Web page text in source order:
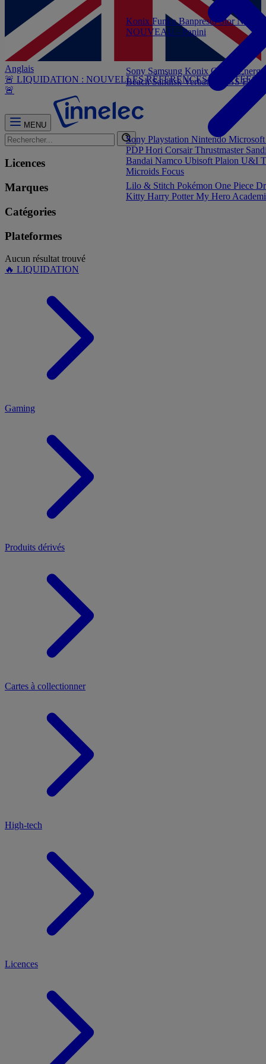
Anglais
🚨 LIQUIDATION : NOUVELLES RÉFÉRENCES AJOUTÉES
🚨
MENU
Licences
Marques
Catégories
Plateformes
Aucun résultat trouvé
🔥 LIQUIDATION
Konix FunkoBanprestoStor
NOUVEAU - Panini
Gaming
Sony Playstation Nintendo
PDPHori Corsair Thrustmaster
Bandai Namco Ubisoft Plaion U&I
Microids Focus
Produits dérivés
Lilo & Stitch Pokémon One Piece
Kitty Harry Potter My Hero
Cartes à collectionner
High-tech
Sony Samsung Konix Govee
BeachSandiskVerbatim NGS
Licences